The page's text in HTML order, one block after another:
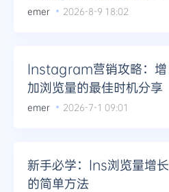
最佳时机
emer 2026-8-9 18:02
Instagram营销攻略：增
加浏览量的最佳时机分享
emer 2026-7-1 09:01
新手必学：Ins浏览量增长
的简单方法